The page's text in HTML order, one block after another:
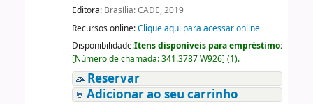
Editora: Brasília: CADE, 2019
Recursos online:Clique aqui para acessar online
Disponibilidade:Itens disponíveis para empréstimo:
[Número de chamada:341.3787 W926] (1).
Reservar
Adicionar ao seu carrinho